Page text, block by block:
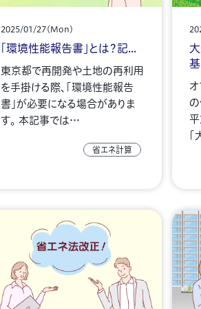
2025/01/27(Mon)
「環境性能報告書」とは？記...
東京都で再開発や土地の再利用
を手掛ける際、「環境性能報告
書」が必要になる場合がありま
す。 本記事では…
省エネ計算